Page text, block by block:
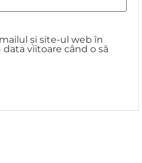
și site-ul web în
viitoare când o să